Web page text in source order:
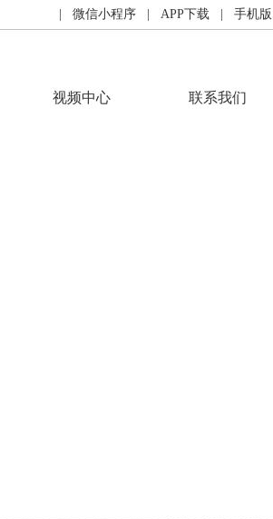
| 微信小程序 | APP下载 | 手机版
视频中心 联系我们